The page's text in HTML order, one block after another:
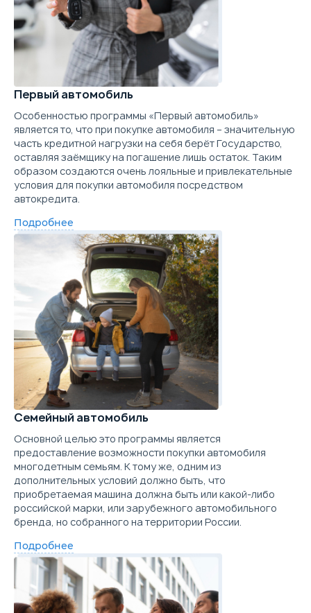
Первый автомобиль
Особенностью программы «Первый автомобиль»
является то, что при покупке автомобиля – значительную
часть кредитной нагрузки на себя берёт Государство,
оставляя заёмщику на погашение лишь остаток. Таким
образом создаются очень лояльные и привлекательные
условия для покупки автомобиля посредством
автокредита.
Подробнее
Семейный автомобиль
Основной целью это программы является
предоставление возможности покупки автомобиля
многодетным семьям. К тому же, одним из
дополнительных условий должно быть, что
приобретаемая машина должна быть или какой-либо
российской марки, или зарубежного автомобильного
бренда, но собранного на территории России.
Подробнее